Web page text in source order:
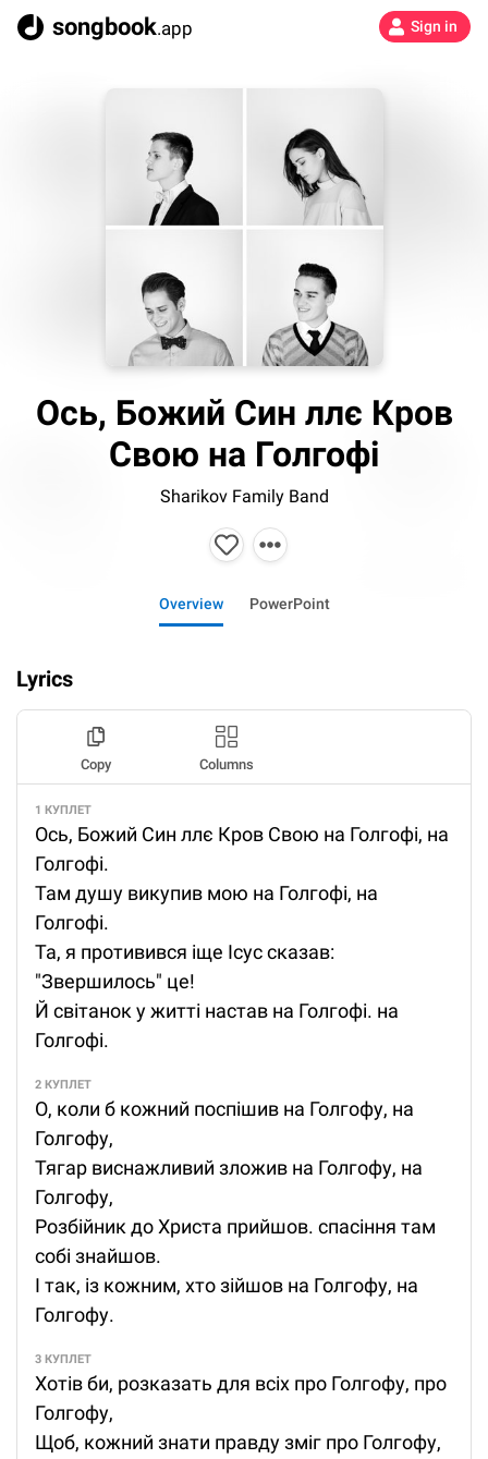
songbook.app Sign in
Ось, Божий Син ллє Кров
Свою на Голгофі
Sharikov Family Band
Overview PowerPoint
Lyrics
Copy Columns
1 КУПЛЕТ
Ось, Божий Син ллє Кров Свою на Голгофі, на
Голгофі.
Там душу викупив мою на Голгофі, на
Голгофі.
Та, я противився іще Ісус сказав:
"Звершилось" це!
Й світанок у житті настав на Голгофі. на
Голгофі.
2 КУПЛЕТ
О, коли б кожний поспішив на Голгофу, на
Голгофу,
Тягар виснажливий зложив на Голгофу, на
Голгофу,
Розбійник до Христа прийшов. спасіння там
собі знайшов.
І так, із кожним, хто зійшов на Голгофу, на
Голгофу.
3 КУПЛЕТ
Хотів би, розказать для всіх про Голгофу, про
Голгофу,
Щоб, кожний знати правду зміг про Голгофу,